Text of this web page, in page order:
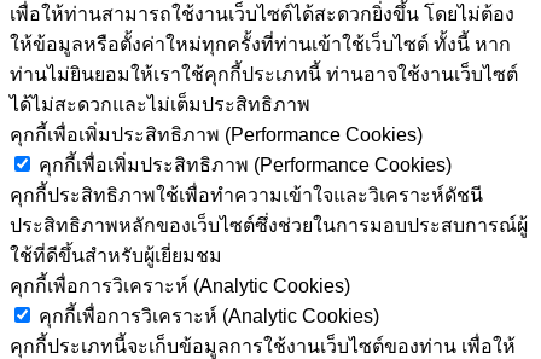
เพื่อให้ท่านสามารถใช้งานเว็บไซต์ได้สะดวกยิ่งขึ้น โดยไม่ต้อง
ให้ข้อมูลหรือตั้งค่าใหม่ทุกครั้งที่ท่านเข้าใช้เว็บไซต์ ทั้งนี้ หาก
ท่านไม่ยินยอมให้เราใช้คุกกี้ประเภทนี้ ท่านอาจใช้งานเว็บไซต์
ได้ไม่สะดวกและไม่เต็มประสิทธิภาพ
คุกกี้เพื่อเพิ่มประสิทธิภาพ (Performance Cookies)
คุกกี้เพื่อเพิ่มประสิทธิภาพ (Performance Cookies)
คุกกี้ประสิทธิภาพใช้เพื่อทำความเข้าใจและวิเคราะห์ดัชนี
ประสิทธิภาพหลักของเว็บไซต์ซึ่งช่วยในการมอบประสบการณ์ผู้
ใช้ที่ดีขึ้นสำหรับผู้เยี่ยมชม
คุกกี้เพื่อการวิเคราะห์ (Analytic Cookies)
คุกกี้เพื่อการวิเคราะห์ (Analytic Cookies)
คุกกี้ประเภทนี้จะเก็บข้อมูลการใช้งานเว็บไซต์ของท่าน เพื่อให้